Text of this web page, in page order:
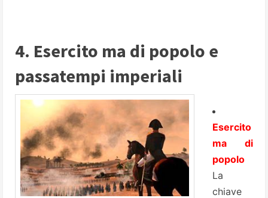
4. Esercito ma di popolo e
passatempi imperiali
Esercito
ma di
popolo
La
chiave